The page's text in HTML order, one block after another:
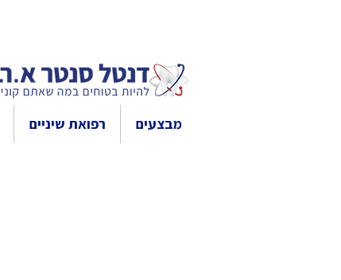
מבצעים רפואת שיניים